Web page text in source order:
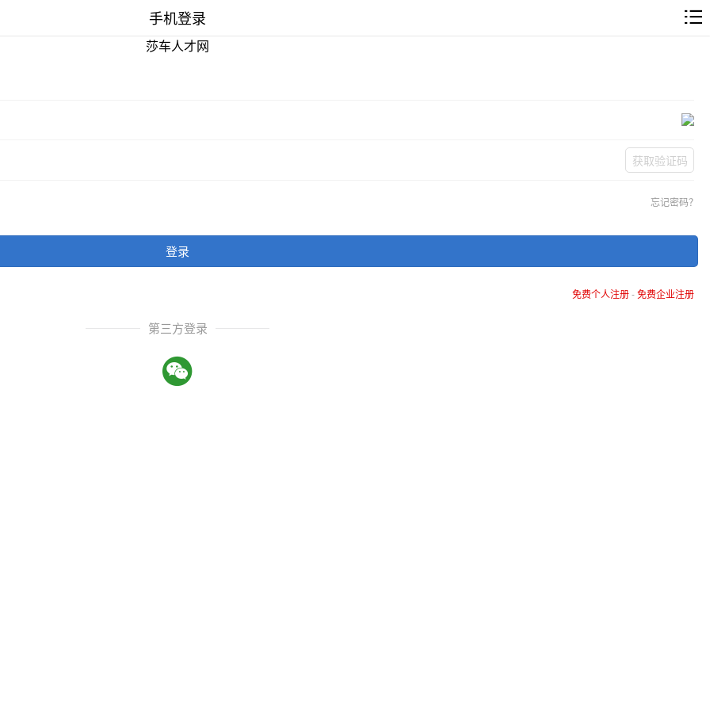
手机登录
莎车人才网
获取验证码
忘记密码？
登录
免费个人注册-免费企业注册
第三方登录